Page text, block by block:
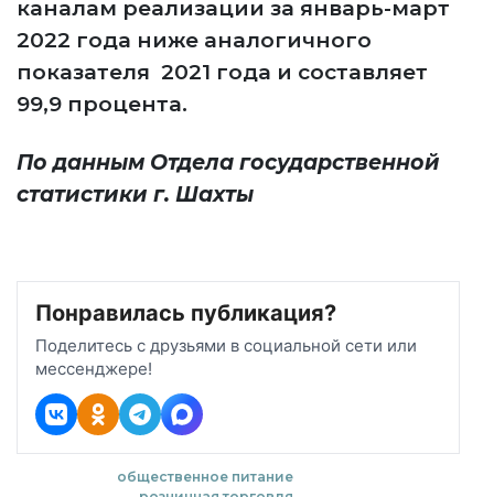
каналам реализации за январь-март
2022 года ниже аналогичного
показателя 2021 года и составляет
99,9 процента.
По данным Отдела государственной
статистики г. Шахты
Понравилась публикация?
Поделитесь с друзьями в социальной сети или
мессенджере!
общественное питание